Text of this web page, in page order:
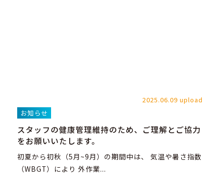
2025.06.09 upload
お知らせ
スタッフの健康管理維持のため、ご理解とご協力
をお願いいたします。
初夏から初秋（5月~9月）の期間中は、 気温や暑さ指数
（WBGT）により 外作業...